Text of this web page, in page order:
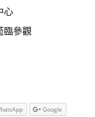
心
臨參觀
Google